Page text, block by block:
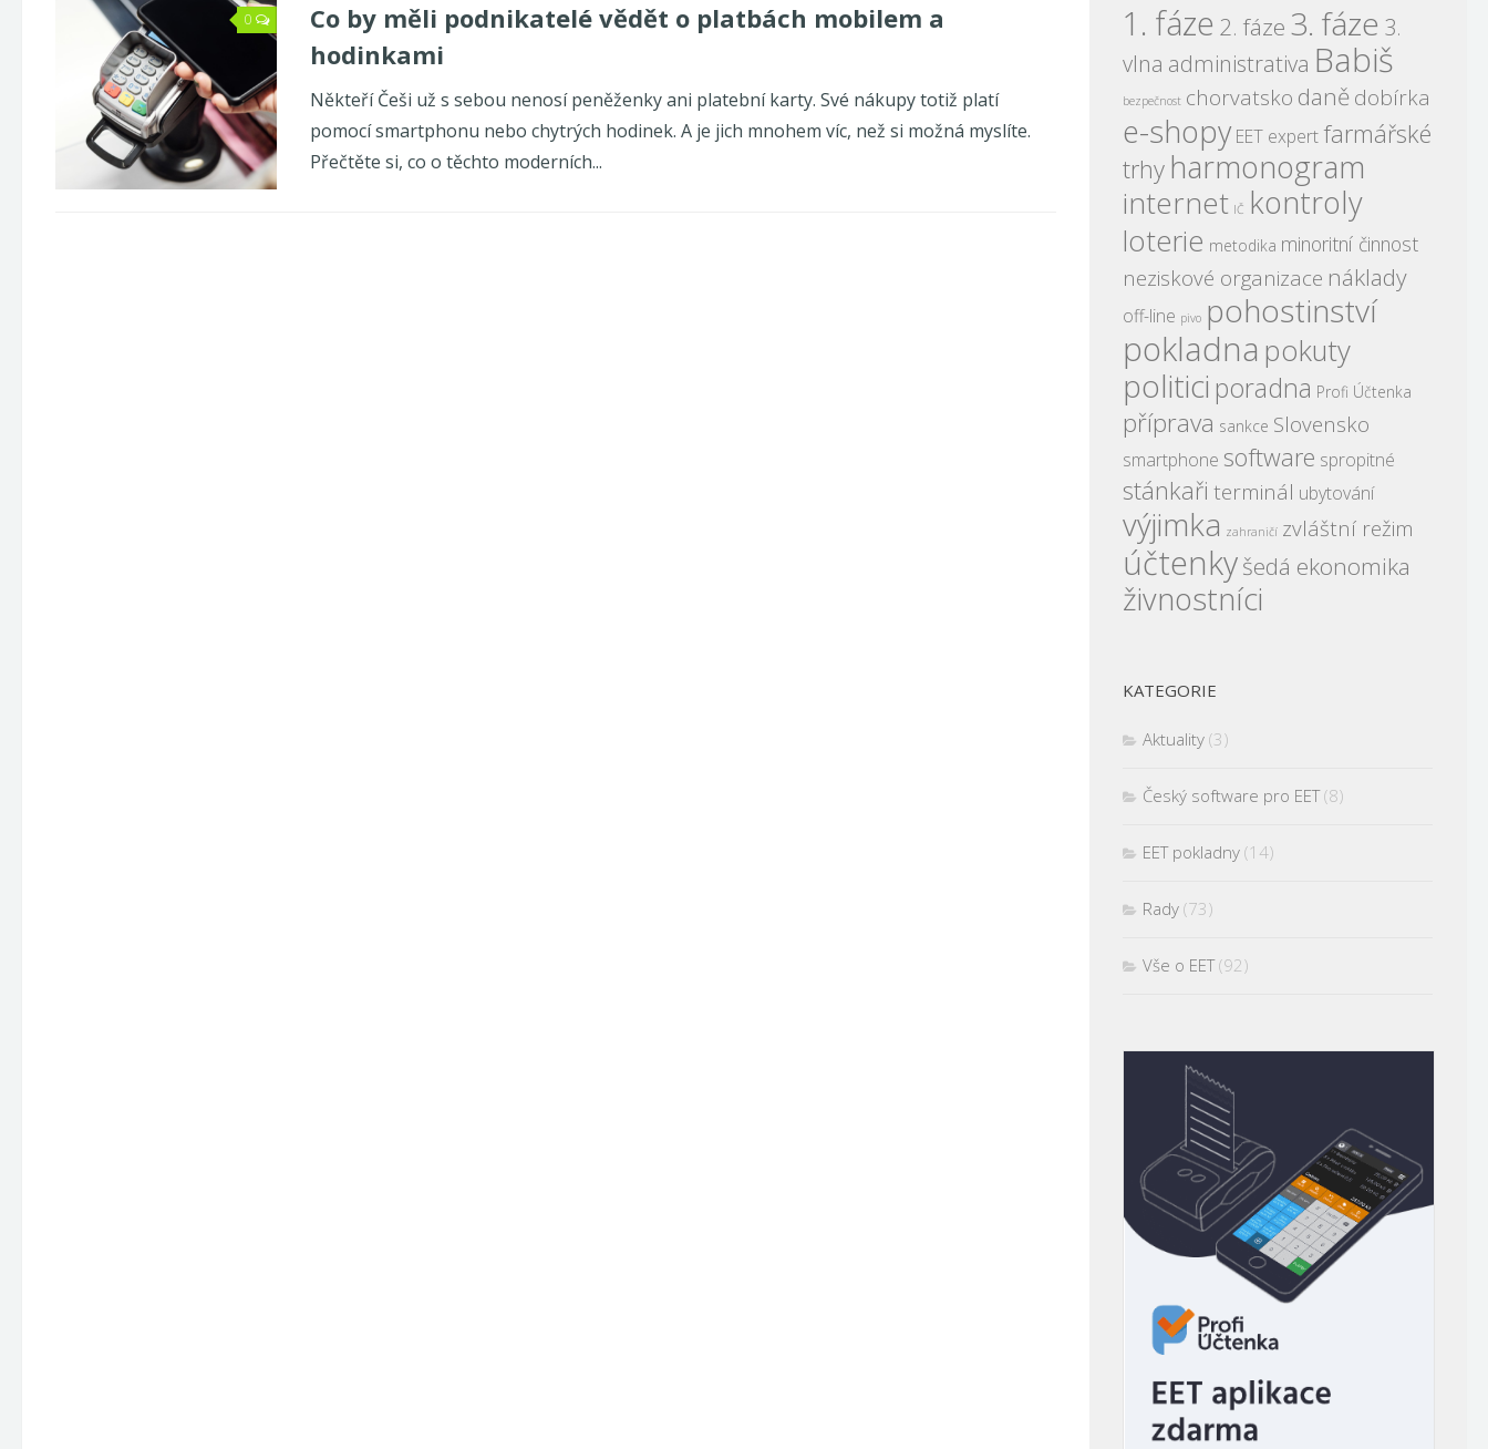
0
Co by měli podnikatelé vědět o platbách mobilem a
hodinkami
Někteří Češi už s sebou nenosí peněženky ani platební karty. Své nákupy totiž platí
pomocí smartphonu nebo chytrých hodinek. A je jich mnohem víc, než si možná myslíte.
Přečtěte si, co o těchto moderních...
1. fáze 2. fáze 3. fáze 3.
vlna administrativa Babiš
bezpečnost chorvatsko danědobírka
e-shopy EET expertfarmářské
trhy harmonogram
internet IČ kontroly
loterie metodika minoritní činnost
neziskové organizace náklady
off-line pivo pohostinství
pokladna pokuty
politici poradna Profi Účtenka
příprava sankce Slovensko
smartphone software spropitné
stánkaři terminál ubytování
výjimka zahraničí zvláštní režim
účtenkyšedá ekonomika
živnostníci
KATEGORIE
Aktuality (3)
Český software pro EET(8)
EET pokladny (14)
Rady (73)
Vše o EET(92)